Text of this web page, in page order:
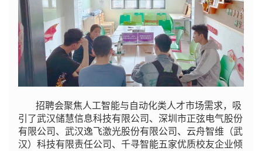
招聘会聚焦人工智能与自动化类人才市场需求，吸
引了武汉储慧信息科技有限公司、深圳市正弦电气股份
有限公司、武汉逸飞激光股份有限公司、云舟智维（武
汉）科技有限责任公司、千寻智能五家优质校友企业倾